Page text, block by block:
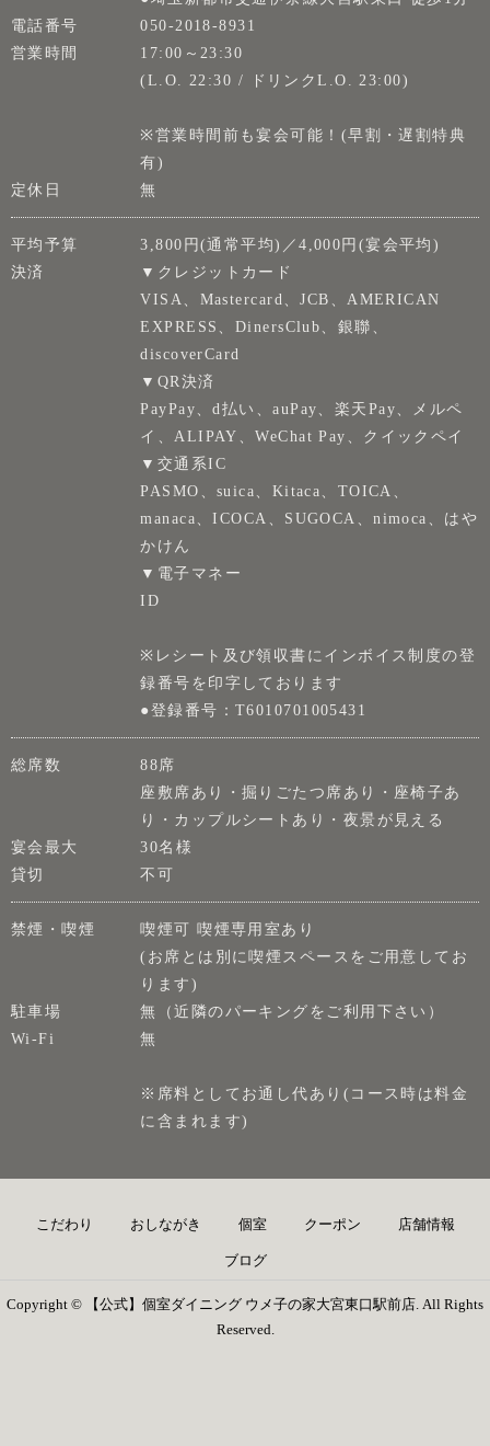
電話番号
050-2018-8931
営業時間
17:00～23:30
(L.O. 22:30 / ドリンクL.O. 23:00)
※営業時間前も宴会可能！(早割・遅割特典
有)
定休日
無
平均予算
3,800円(通常平均)／4,000円(宴会平均)
決済
▼クレジットカード
VISA、Mastercard、JCB、AMERICAN
EXPRESS、DinersClub、銀聯、
discoverCard
▼QR決済
PayPay、d払い、auPay、楽天Pay、メルペ
イ、ALIPAY、WeChat Pay、クイックペイ
▼交通系IC
PASMO、suica、Kitaca、TOICA、
manaca、ICOCA、SUGOCA、nimoca、はや
かけん
▼電子マネー
ID
※レシート及び領収書にインボイス制度の登
録番号を印字しております
●登録番号：T6010701005431
総席数
88席
座敷席あり・掘りごたつ席あり・座椅子あ
り・カップルシートあり・夜景が見える
宴会最大
30名様
貸切
不可
禁煙・喫煙
喫煙可 喫煙専用室あり
(お席とは別に喫煙スペースをご用意してお
ります)
駐車場
無（近隣のパーキングをご利用下さい）
Wi-Fi
無
※席料としてお通し代あり(コース時は料金
に含まれます)
こだわり おしながき 個室 クーポン 店舗情報
ブログ
Copyright © 【公式】個室ダイニング ウメ子の家大宮東口駅前店. All Rights
Reserved.